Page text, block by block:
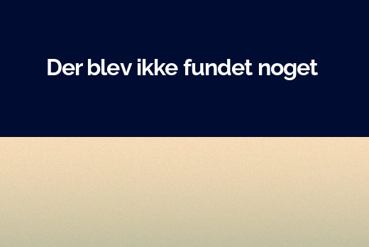
Der blev ikke fundet noget